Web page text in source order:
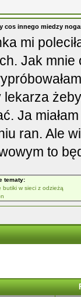
cos innego miedzy
mi
Jak mnie
lekarza
Ja
ran. Ale
to
tematy:
butiki w sieci z odzieżą